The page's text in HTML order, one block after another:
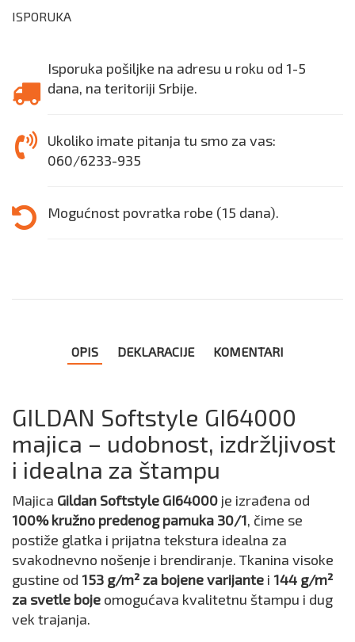
ISPORUKA
Isporuka pošiljke na adresu u roku od 1-5
dana, na teritoriji Srbije.
Ukoliko imate pitanja tu smo za vas:
060/6233-935
Mogućnost povratka robe (15 dana).
OPIS DEKLARACIJE KOMENTARI
GILDAN Softstyle GI64000
majica – udobnost, izdržljivost
i idealna za štampu
Majica Gildan Softstyle GI64000 je izrađena od
100% kružno predenog pamuka 30/1, čime se
postiže glatka i prijatna tekstura idealna za
svakodnevno nošenje i brendiranje. Tkanina visoke
gustine od 153 g/m² za bojene varijante i 144 g/m²
za svetle boje omogućava kvalitetnu štampu i dug
vek trajanja.